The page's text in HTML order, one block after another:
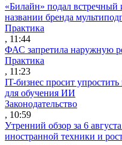
«Билайн» подал встречный
названии бренда
Практика
, 11:44
ФАС запретила наружную
Практика
, 11:23
IT-бизнес просит
для обучения ИИ
Законодательство
, 10:59
Утренний обзор за 6
иностранной техники и